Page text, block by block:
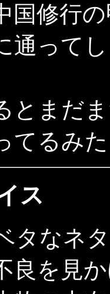
国修行
通って
とまだ
てるみ
ス
タなネ
良を見